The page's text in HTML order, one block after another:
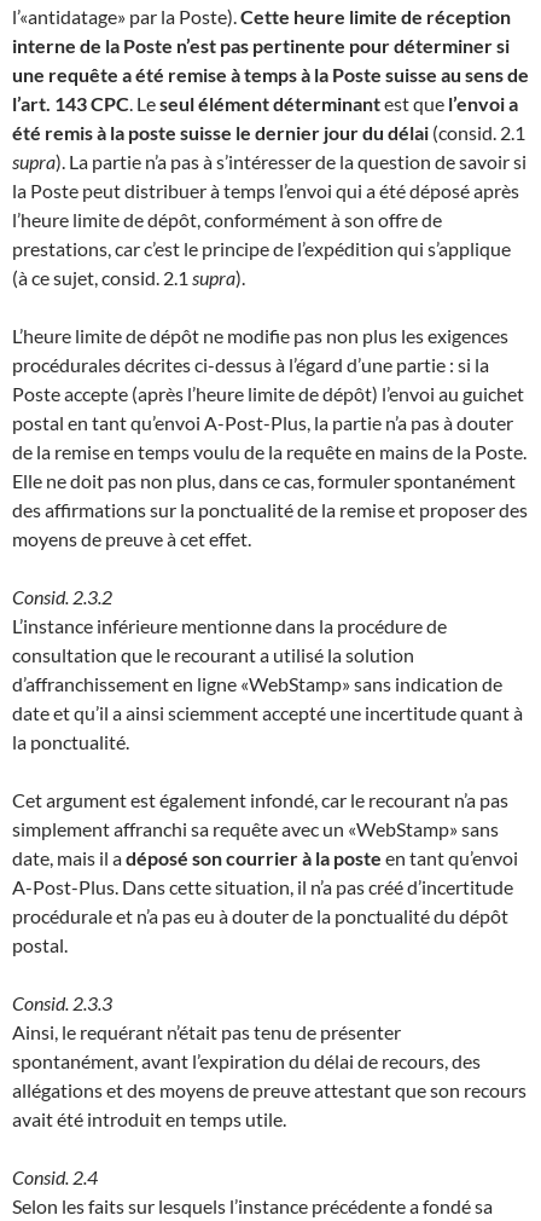
l’«antidatage» par la Poste). Cette heure limite de réception
interne de la Poste n’est pas pertinente pour déterminer si
une requête a été remise à temps à la Poste suisse au sens de
l’art. 143 CPC . Leseul élément déterminantest que l’envoi a
été remis à la poste suisse le dernier jour du délai (consid. 2.1
supra). La partie n’a pas à s’intéresser de la question de savoir si
la Poste peut distribuer à temps l’envoi qui a été déposé après
l’heure limite de dépôt, conformément à son offre de
prestations, car c’est le principe de l’expédition qui s’applique
(à ce sujet, consid. 2.1 supra).
L’heure limite de dépôt ne modifie pas non plus les exigences
procédurales décrites ci-dessus à l’égard d’une partie : si la
Poste accepte (après l’heure limite de dépôt) l’envoi au guichet
postal en tant qu’envoi A-Post-Plus, la partie n’a pas à douter
de la remise en temps voulu de la requête en mains de la Poste.
Elle ne doit pas non plus, dans ce cas, formuler spontanément
des affirmations sur la ponctualité de la remise et proposer des
moyens de preuve à cet effet.
Consid. 2.3.2
L’instance inférieure mentionne dans la procédure de
consultation que le recourant a utilisé la solution
d’affranchissement en ligne «WebStamp» sans indication de
date et qu’il a ainsi sciemment accepté une incertitude quant à
la ponctualité.
Cet argument est également infondé, car le recourant n’a pas
simplement affranchi sa requête avec un «WebStamp» sans
date, mais il adéposé son courrier à la poste en tant qu’envoi
A-Post-Plus. Dans cette situation, il n’a pas créé d’incertitude
procédurale et n’a pas eu à douter de la ponctualité du dépôt
postal.
Consid. 2.3.3
Ainsi, le requérant n’était pas tenu de présenter
spontanément, avant l’expiration du délai de recours, des
allégations et des moyens de preuve attestant que son recours
avait été introduit en temps utile.
Consid. 2.4
Selon les faits sur lesquels l’instance précédente a fondé sa